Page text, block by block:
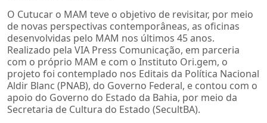
O Cutucar o MAM teve o objetivo de revisitar, por meio
de novas perspectivas contemporâneas, as oficinas
desenvolvidas pelo MAM nos últimos 45 anos.
Realizado pela VIA Press Comunicação, em parceria
com o próprio MAM e com o Instituto Ori.gem, o
projeto foi contemplado nos Editais da Política Nacional
Aldir Blanc (PNAB), do Governo Federal, e contou com o
apoio do Governo do Estado da Bahia, por meio da
Secretaria de Cultura do Estado (SecultBA).